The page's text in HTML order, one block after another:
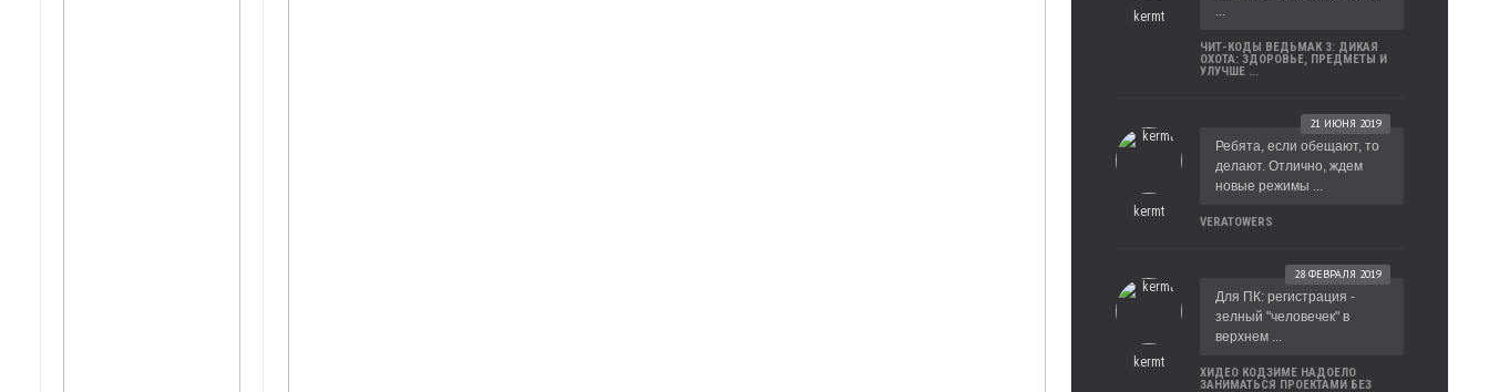
kermt
...
ЧИТ-КОДЫ ВЕДЬМАК 3: ДИКАЯ
ОХОТА: ЗДОРОВЬЕ, ПРЕДМЕТЫ И
УЛУЧШЕ ...
kermt
21 ИЮНЯ 2019
Ребята, если обещают, то
делают. Отлично, ждем
новые режимы ...
VERATOWERS
kermt
28 ФЕВРАЛЯ 2019
Для ПК: регистрация -
зелный "человечек" в
верхнем ...
ХИДЕО КОДЗИМЕ НАДОЕЛО
ЗАНИМАТЬСЯ ПРОЕКТАМИ БЕЗ